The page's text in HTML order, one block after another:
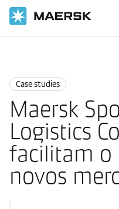
Case studies
Maersk
Logistics
facilitam o
novos